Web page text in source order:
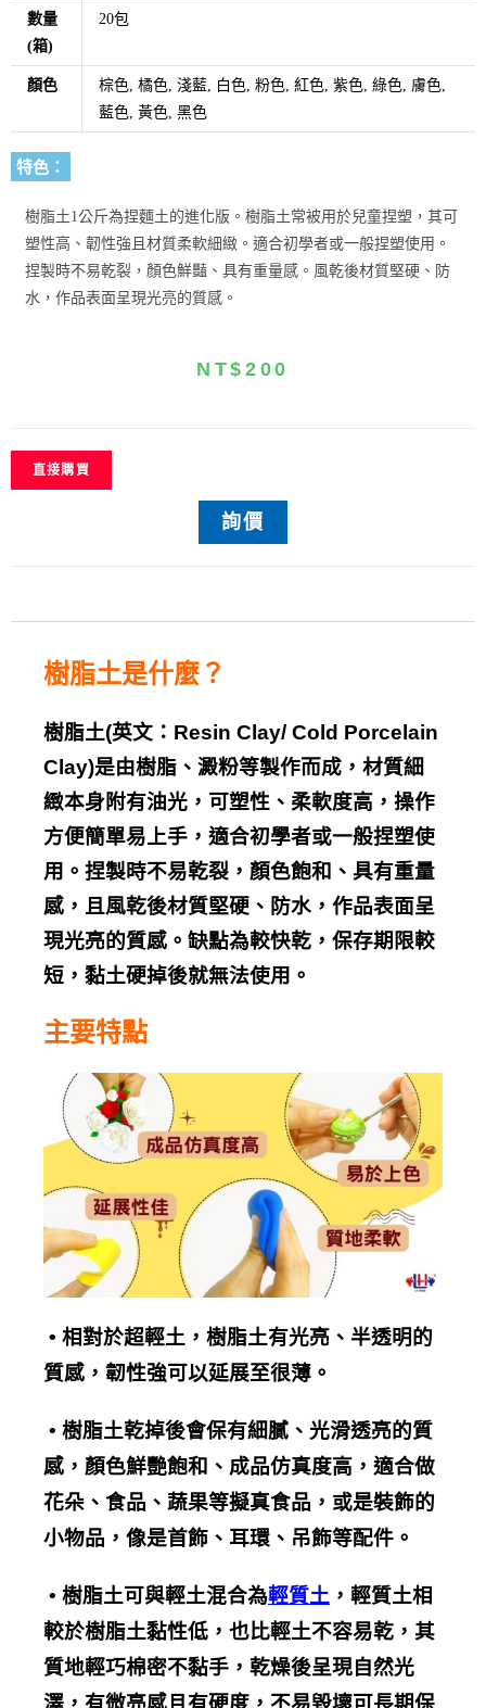
數量
(箱)
20包
顏色
棕色, 橘色, 淺藍, 白色, 粉色, 紅色, 紫色, 綠色, 膚色,
藍色, 黃色, 黑色
特色：
樹脂土1公斤為捏麵土的進化版。樹脂土常被用於兒童捏塑，其可
塑性高、韌性強且材質柔軟細緻。 適合初學者或一般捏塑使用。
捏製時不易乾裂，顏色鮮豔、具有重量感。風乾後材質堅硬、防
水，作品表面呈現光亮的質感。
NT$ 200
直接購買
詢價
樹脂土是什麼？
樹脂土(英文： Resin Clay/ Cold Porcelain
Clay)是由樹脂、澱粉等製作而成，材質細
緻本身附有油光，可塑性、柔軟度高，操作
方便簡單易上手，適合初學者或一般捏塑使
用。捏製時不易乾裂，顏色飽和、具有重量
感，且風乾後材質堅硬、防水，作品表面呈
現光亮的質感。缺點為較快乾，保存期限較
短，黏土硬掉後就無法使用。
主要特點
• 相對於超輕土，樹脂土有光亮、半透明的
質感， 韌性強可以延展至很薄。
• 樹脂土乾掉後會保有細膩、光滑透亮的質
感，顏色鮮艷飽和、 成品仿真度高，適合做
花朵、食品、蔬果等擬真食品，或是裝飾的
小物品，像是首飾、耳環、吊飾等配件。
• 樹脂土可與輕土混合為輕質土 ，輕質土相
較於樹脂土黏性低，也比輕土不容易乾，其
質地輕巧棉密不黏手，乾燥後呈現自然光
澤，有微亮感且有硬度，不易毀壞可長期保